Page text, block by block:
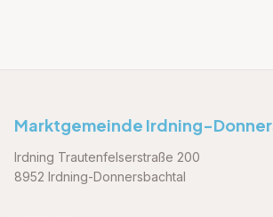
Marktgemeinde Irdning-
Irdning Trautenfelserstraße 200
8952 Irdning-Donnersbachtal